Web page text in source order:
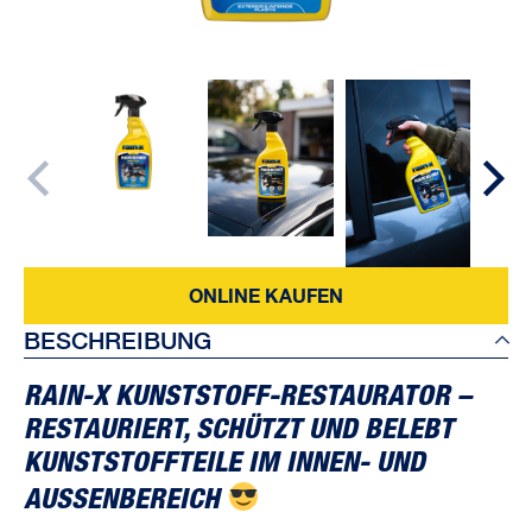
ONLINE KAUFEN
BESCHREIBUNG
RAIN-X KUNSTSTOFF-RESTAURATOR –
RESTAURIERT, SCHÜTZT UND BELEBT
KUNSTSTOFFTEILE IM INNEN- UND
AUSSENBEREICH